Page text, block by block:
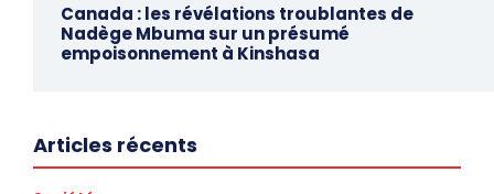
Canada : les révélations troublantes de
Nadège Mbuma sur un présumé
empoisonnement à Kinshasa
Articles récents